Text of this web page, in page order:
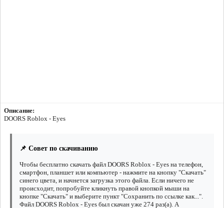
Описание:
DOORS Roblox - Eyes
📌 Совет по скачиванию
Чтобы бесплатно скачать файл DOORS Roblox - Eyes на телефон,
смартфон, планшет или компьютер - нажмите на кнопку "Скачать"
синего цвета, и начнется загрузка этого файла. Если ничего не
происходит, попробуйте кликнуть правой кнопкой мыши на
кнопке "Скачать" и выберите пункт "Сохранить по ссылке как...".
Файл DOORS Roblox - Eyes был скачан уже 274 раз(а). А